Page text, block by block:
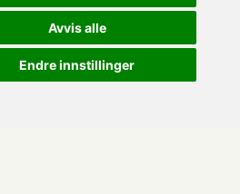
Avvis alle
Endre innstillinger